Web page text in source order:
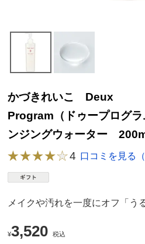
かづきれいこ Deux
Program（ドゥープログ
ンジングウォーター
4 口コミを見る（
メイクや汚れを一度にオフ「う
¥3,520 税込